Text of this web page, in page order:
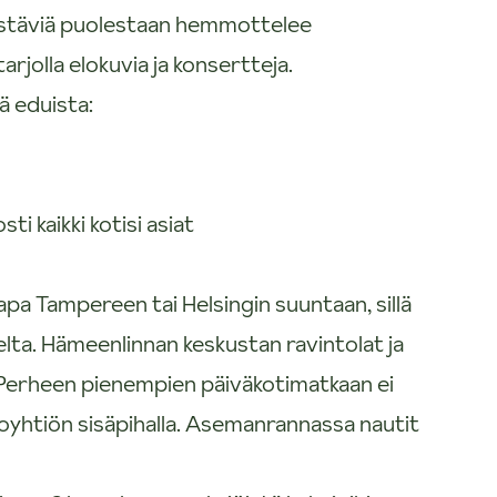
puolestaan hemmottelee
elokuvia ja konsertteja.
eduista:
kaikki kotisi asiat
Tampereen tai Helsingin suuntaan, sillä
Hämeenlinnan keskustan ravintolat ja
pienempien päiväkotimatkaan ei
sisäpihalla. Asemanrannassa nautit